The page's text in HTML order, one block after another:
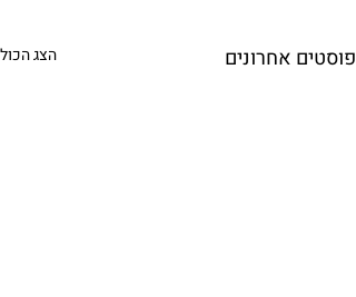
פוסטים אחרונים הצג הכול